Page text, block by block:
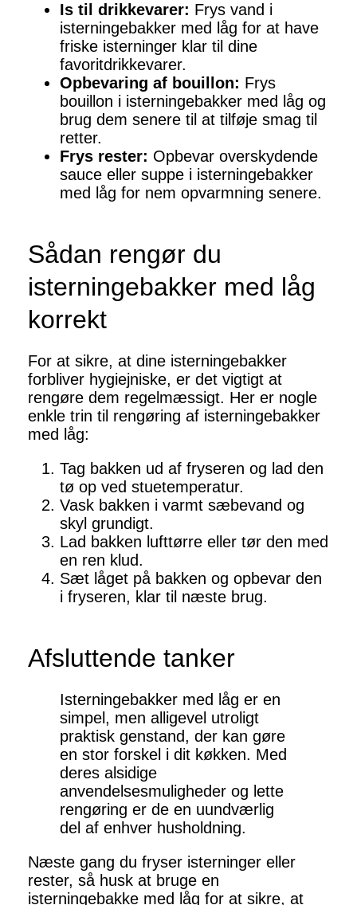
Is til drikkevarer: Frys vand i
isterningebakker med låg for at have
friske isterninger klar til dine
favoritdrikkevarer.
Opbevaring af bouillon: Frys
bouillon i isterningebakker med låg og
brug dem senere til at tilføje smag til
retter.
Frys rester: Opbevar overskydende
sauce eller suppe i isterningebakker
med låg for nem opvarmning senere.
Sådan rengør du
isterningebakker med låg
korrekt
For at sikre, at dine isterningebakker
forbliver hygiejniske, er det vigtigt at
rengøre dem regelmæssigt. Her er nogle
enkle trin til rengøring af isterningebakker
med låg:
Tag bakken ud af fryseren og lad den
tø op ved stuetemperatur.
Vask bakken i varmt sæbevand og
skyl grundigt.
Lad bakken lufttørre eller tør den med
en ren klud.
Sæt låget på bakken og opbevar den
i fryseren, klar til næste brug.
Afsluttende tanker
Isterningebakker med låg er en
simpel, men alligevel utroligt
praktisk genstand, der kan gøre
en stor forskel i dit køkken. Med
deres alsidige
anvendelsesmuligheder og lette
rengøring er de en uundværlig
del af enhver husholdning.
Næste gang du fryser isterninger eller
rester, så husk at bruge en
isterningebakke med låg for at sikre, at